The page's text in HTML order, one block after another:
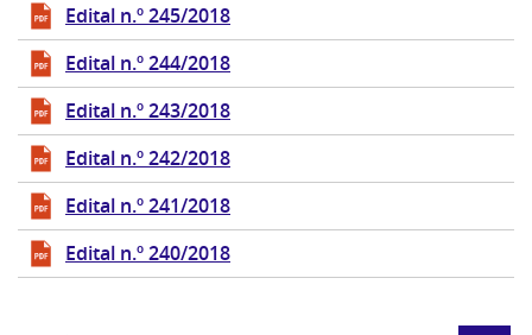
Edital n.º 245/2018
Edital n.º 244/2018
Edital n.º 243/2018
Edital n.º 242/2018
Edital n.º 241/2018
Edital n.º 240/2018